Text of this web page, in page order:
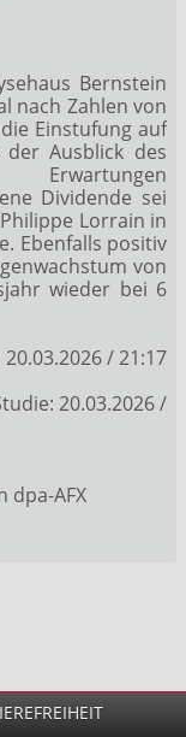
Bernstein
nach Zahlen von
Einstufung auf
Ausblick des
Erwartungen
Dividende sei
Lorrain in
Ebenfalls positiv
von
wieder bei 6
/ 21:17
20.03.2026 /
dpa-AFX